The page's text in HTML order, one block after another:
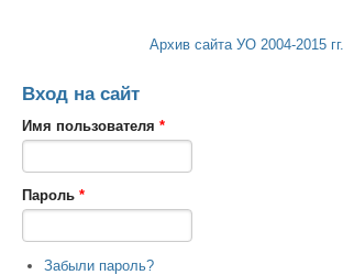
Архив сайта УО 2004-2015 гг.
Вход на сайт
Имя пользователя *
Пароль *
Забыли пароль?